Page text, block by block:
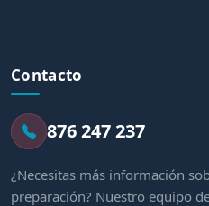
Contacto
876 247 237
¿Necesitas más información
preparación? Nuestro equipo